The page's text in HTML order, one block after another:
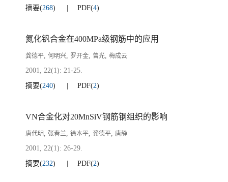
摘要(268) PDF(4)
氮化钒合金在400MPa级钢筋中的应用
龚德平, 何明兴, 罗开金, 曾光, 梅成云
2001, 22(1): 21-25.
摘要(240) PDF(2)
VN合金化对20MnSiV钢筋钢组织的影响
唐代明, 张春兰, 徐本平, 龚德平, 唐静
2001, 22(1): 26-29.
摘要(232) PDF(2)